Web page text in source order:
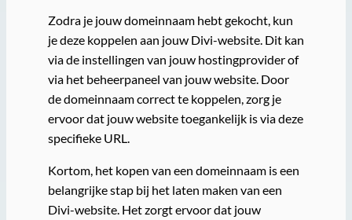
Zodra je jouw domeinnaam hebt gekocht, kun
je deze koppelen aan jouw Divi-website. Dit kan
via de instellingen van jouw hostingprovider of
via het beheerpaneel van jouw website. Door
de domeinnaam correct te koppelen, zorg je
ervoor dat jouw website toegankelijk is via deze
specifieke URL.
Kortom, het kopen van een domeinnaam is een
belangrijke stap bij het laten maken van een
Divi-website. Het zorgt ervoor dat jouw